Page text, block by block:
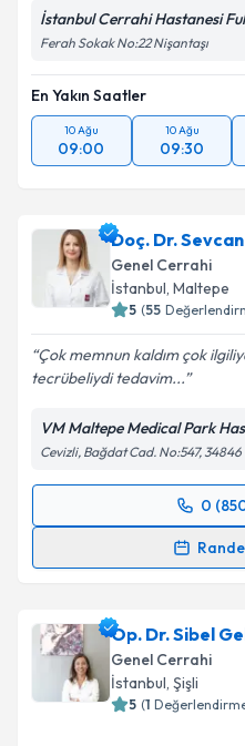
İstanbul Cerrahi Hastanesi
Ferah Sokak No:22 Nişantaşı
En Yakın Saatler
10 Ağu
09:00
10 Ağu
09:30
Doç. Dr.
Genel Cerrahi
İstanbul, Maltepe
5 (55
Çok memnun kaldım çok
tecrübeliydi tedavim...
VM Maltepe Medical Park
Cevizli, Bağdat Cad. No:547, 34846
0
Randevu Takvimi
almanız için bir takvim
bilgilendireceğiz.
E-posta Adresiniz
Op. Dr. Sibel
Genel Cerrahi
İstanbul, Şişli
5 (1